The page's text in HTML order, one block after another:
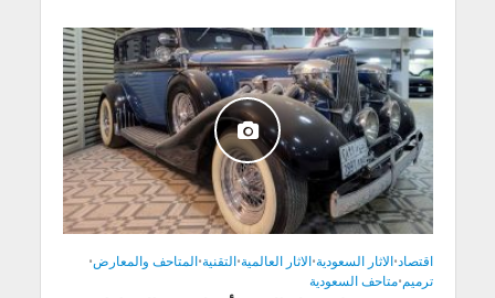
اقتصاد•الاثار السعودية•الاثار العالمية•التقنية•المتاحف والمعارض•
ترميم•متاحف السعودية